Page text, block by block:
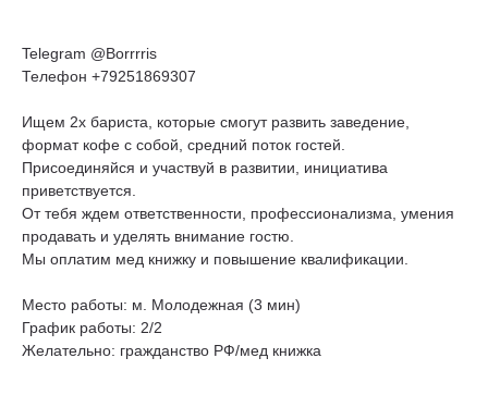
Telegram @Borrrris
Телефон +79251869307
Ищем 2х бариста, которые смогут развить заведение,
формат кофе с собой, средний поток гостей.
Присоединяйся и участвуй в развитии, инициатива
приветствуется.
От тебя ждем ответственности, профессионализма, умения
продавать и уделять внимание гостю.
Мы оплатим мед книжку и повышение квалификации.
Место работы: м. Молодежная (3 мин)
График работы: 2/2
Желательно: гражданство РФ/мед книжка